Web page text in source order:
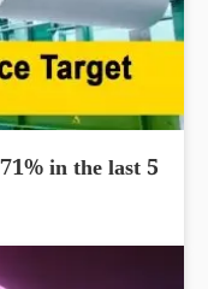
in the last 5